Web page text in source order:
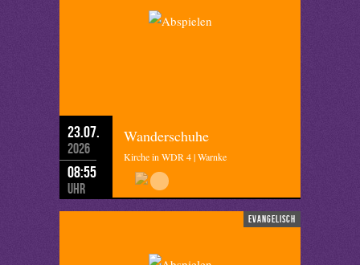
23.07.
2026
08:55
Uhr
Wanderschuhe
Kirche in WDR 4 | Warnke
evangelisch